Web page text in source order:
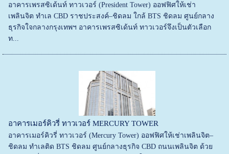
อาคารเพรสซิเด้นท์ ทาวเวอร์ (President Tower) ออฟฟิศให้เช่า
เพลินจิต ทำเล CBD ราชประสงค์–ชิดลม ใกล้ BTS ชิดลม ศูนย์กลาง
ธุรกิจใจกลางกรุงเทพฯ อาคารเพรสซิเด้นท์ ทาวเวอร์จึงเป็นตัวเลือก
ท...
อาคารเมอร์คิวรี่ ทาวเวอร์ MERCURY TOWER
อาคารเมอร์คิวรี่ ทาวเวอร์ (Mercury Tower) ออฟฟิศให้เช่าเพลินจิต–
ชิดลม ทำเลติด BTS ชิดลม ศูนย์กลางธุรกิจ CBD ถนนเพลินจิต ด้วย